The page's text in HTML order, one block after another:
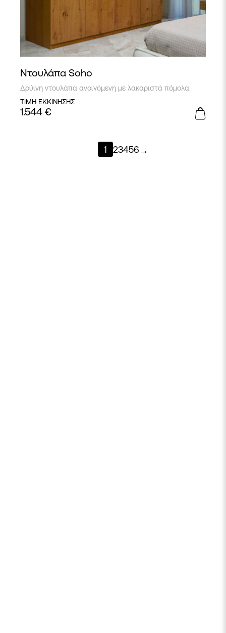
Ντουλάπα Soho
Δρύινη ντουλάπα ανοιγόμενη με λακαριστά πόμολα.
ΤΙΜΗ ΕΚΚΙΝΗΣΗΣ
1.544 €
1 23456 →